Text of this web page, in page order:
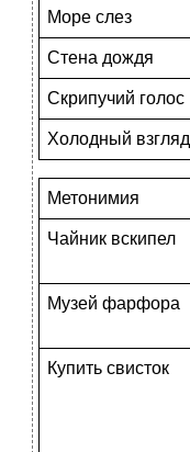
Море слез
Стена дождя
Скрипучий голос
Холодный взгляд
Метонимия
Чайник вскипел
Музей фарфора
Купить свисток